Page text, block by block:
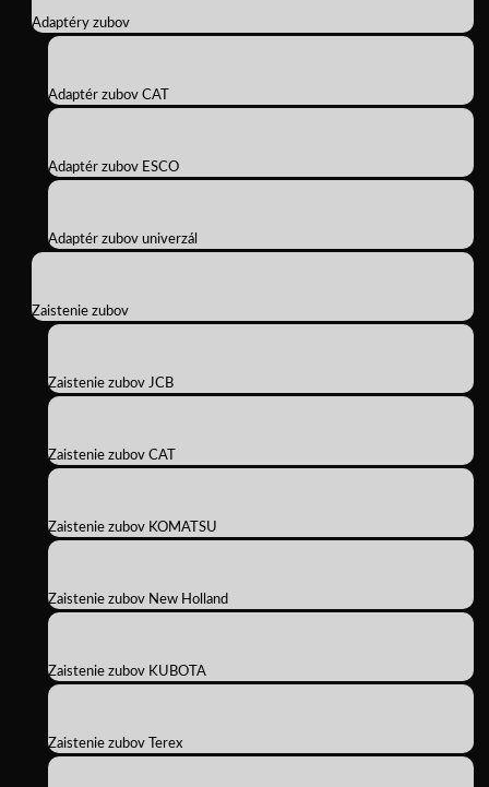
Adaptéry zubov
Adaptér zubov CAT
Adaptér zubov ESCO
Adaptér zubov univerzál
Zaistenie zubov
Zaistenie zubov JCB
Zaistenie zubov CAT
Zaistenie zubov KOMATSU
Zaistenie zubov New Holland
Zaistenie zubov KUBOTA
Zaistenie zubov Terex